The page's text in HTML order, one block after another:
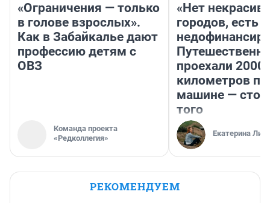
«Ограничения — только
в голове взрослых».
Как в Забайкалье дают
профессию детям с
ОВЗ
Команда проекта
«Редколлегия»
«Нет
городов, есть
проехали 2000
километров по
машине —
того
Екатерина
РЕКОМЕНДУЕМ